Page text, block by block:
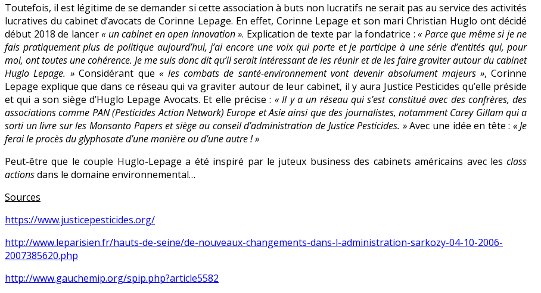
Toutefois, il est légitime de se demander si cette association à buts non lucratifs ne serait pas au service des activités
lucratives du cabinet d’avocats de Corinne Lepage. En effet, Corinne Lepage et son mari Christian Huglo ont décidé
début 2018 de lancer« un cabinet en open innovation ». Explication de texte par la fondatrice :« Parce que même si je ne
fais pratiquement plus de politique aujourd’hui, j’ai encore une voix qui porte et je participe à une série d’entités qui, pour
moi, ont toutes une cohérence. Je me suis donc dit qu’il serait intéressant de les réunir et de les faire graviter autour du cabinet
Huglo Lepage. »Considérant que« les combats de santé-environnement vont devenir absolument majeurs », Corinne
Lepage explique que dans ce réseau qui va graviter autour de leur cabinet, il y aura Justice Pesticides qu’elle préside
et qui a son siège d’Huglo Lepage Avocats. Et elle précise : « Il y a un réseau qui s’est constitué avec des confrères, des
associations comme PAN (Pesticides Action Network) Europe et Asie ainsi que des journalistes, notamment Carey Gillam qui a
sorti un livre sur les Monsanto Papers et siège au conseil d’administration de Justice Pesticides. »Avec une idée en tête : « Je
ferai le procès du glyphosate d’une manière ou d’une autre ! »
Peut-être que le couple Huglo-Lepage a été inspiré par le juteux business des cabinets américains avec lesclass
actionsdans le domaine environnemental…
Sources
https://www.justicepesticides.org/
http://www.leparisien.fr/hauts-de-seine/de-nouveaux-changements-dans-l-administration-sarkozy-04-10-2006-
2007385620.php
http://www.gauchemip.org/spip.php?article5582